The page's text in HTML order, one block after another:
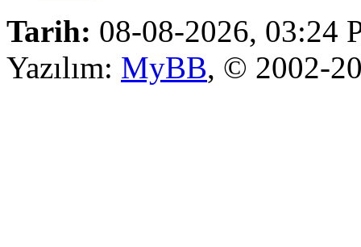
Tarih: 08-08-2026, 03:24
Yazılım: MyBB, © 2002-